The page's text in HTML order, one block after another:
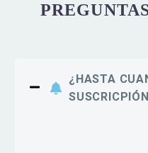
¿HASTA